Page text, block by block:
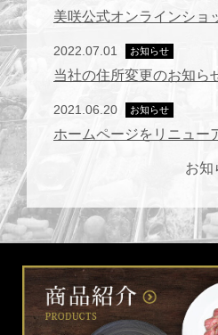
美咲公式オンラインショ
2022.07.01 お知らせ
当社の住所変更のお知ら
2021.06.20 お知らせ
ホームページをリニュー
お